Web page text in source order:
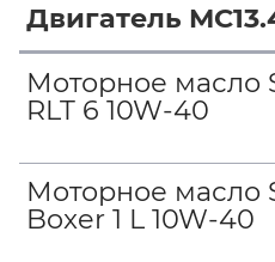
Двигатель
Моторное масло
RLT 6 10W-40
Моторное масло
Boxer 1 L 10W-40